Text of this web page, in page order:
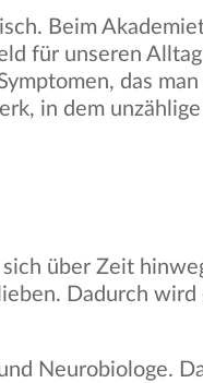
Beim
für unseren
das
in dem
über Zeit
Dadurch wird
Neurobiologe.